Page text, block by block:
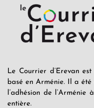
Le Courrier d’Erevan
basé en Arménie. Il a
l’adhésion de
entière.